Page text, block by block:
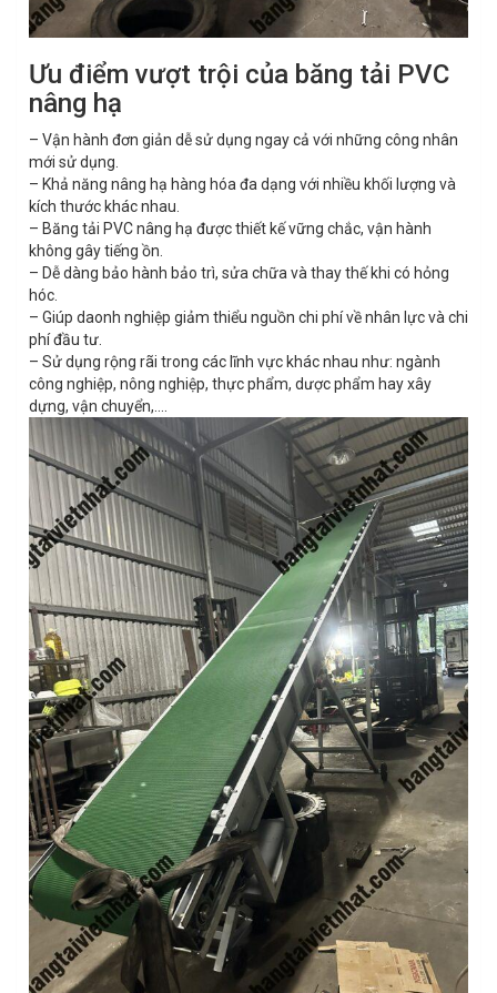
Ưu điểm vượt trội của băng tải PVC
nâng hạ
– Vận hành đơn giản dễ sử dụng ngay cả với những công nhân
mới sử dụng.
– Khả năng nâng hạ hàng hóa đa dạng với nhiều khối lượng và
kích thước khác nhau.
– Băng tải PVC nâng hạ được thiết kế vững chắc, vận hành
không gây tiếng ồn.
– Dễ dàng bảo hành bảo trì, sửa chữa và thay thế khi có hỏng
hóc.
– Giúp daonh nghiệp giảm thiểu nguồn chi phí về nhân lực và chi
phí đầu tư.
– Sử dụng rộng rãi trong các lĩnh vực khác nhau như: ngành
công nghiệp, nông nghiệp, thực phẩm, dược phẩm hay xây
dựng, vận chuyển,….